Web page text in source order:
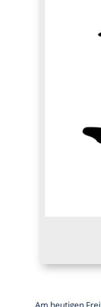
Am heutigen